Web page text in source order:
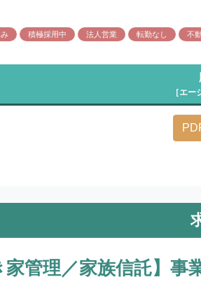
積極採用中 法人営業 転勤なし 不
［エー
家管理／家族信託】